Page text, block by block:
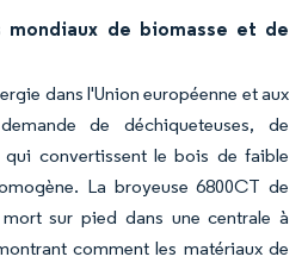
mondiaux de biomasse et de
dans l'Union européenne et aux
de déchiqueteuses, de
convertissent le bois de faible
La broyeuse 6800CT de
sur pied dans une centrale à
comment les matériaux de